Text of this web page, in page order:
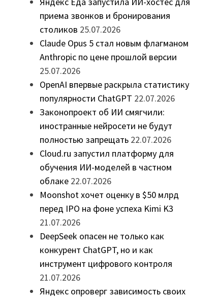
приема звонков и бронирования
столиков 25.07.2026
Claude Opus 5 стал новым флагманом
Anthropic по цене прошлой версии
25.07.2026
OpenAI впервые раскрыла статистику
популярности ChatGPT 22.07.2026
Законопроект об ИИ смягчили:
иностранные нейросети не будут
полностью запрещать 22.07.2026
Cloud.ru запустил платформу для
обучения ИИ-моделей в частном
облаке 22.07.2026
Moonshot хочет оценку в $50 млрд
перед IPO на фоне успеха Kimi K3
21.07.2026
DeepSeek опасен не только как
конкурент ChatGPT, но и как
инструмент цифрового контроля
21.07.2026
Яндекс опроверг зависимость своих